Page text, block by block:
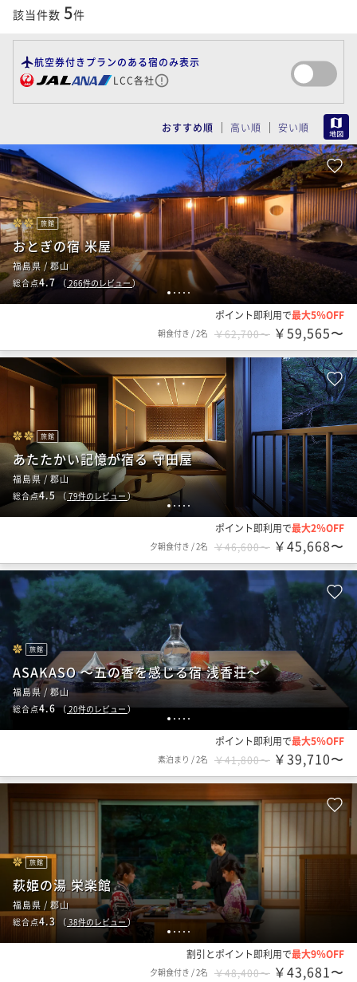
該当件数 5件
航空券付きプランのある宿のみ表示
LCC各社
おすすめ順 高い順 安い順
1 2 3 4 5
旅館
おとぎの宿 米屋
福島県 / 郡山
総合点4.7 （ 266件のレビュー ）
ポイント即利用で最大5％OFF
朝食付き /2名 ￥62,700〜 ￥59,565〜
12 3 4 5
旅館
あたたかい記憶が宿る 守田屋
福島県 / 郡山
総合点4.5 （ 79件のレビュー）
ポイント即利用で最大2％OFF
夕朝食付き /2名 ￥46,600〜 ￥45,668〜
1 2 3 4 5
旅館
ASAKASO ～五の香を感じる宿 浅香荘～
福島県 / 郡山
総合点4.6（20件のレビュー）
ポイント即利用で最大5％OFF
素泊まり /2名 ￥41,800〜 ￥39,710〜
1 2 3 4 5
旅館
萩姫の湯 栄楽館
福島県 / 郡山
総合点4.3 （ 38件のレビュー）
割引とポイント即利用で最大9％OFF
夕朝食付き /2名 ￥48,400〜 ￥43,681〜